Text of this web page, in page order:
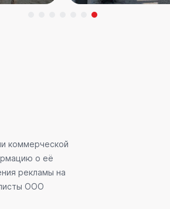
коммерческой
о её
рекламы на
ООО